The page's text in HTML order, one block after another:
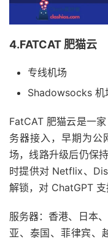
4.FATCAT 肥猫云
专线机场
Shadowsocks 机
FatCAT 肥猫云是一
务器接入，早期为公
场，线路升级后仍保
时提供对 Netflix、
解锁，对 ChatGPT 支
服务器：香港、日本
亚、泰国、菲律宾、